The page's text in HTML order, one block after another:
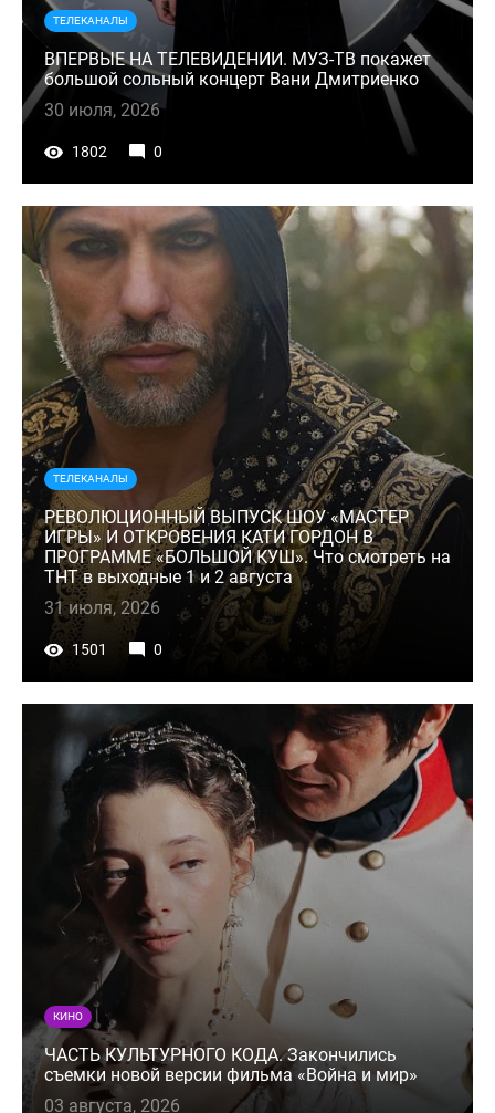
ТЕЛЕКАНАЛЫ
ВПЕРВЫЕ НА ТЕЛЕВИДЕНИИ. МУЗ-ТВ покажет
большой сольный концерт Вани Дмитриенко
30 июля, 2026
1802 0
ТЕЛЕКАНАЛЫ
РЕВОЛЮЦИОННЫЙ ВЫПУСК ШОУ «МАСТЕР
ИГРЫ» И ОТКРОВЕНИЯ КАТИ ГОРДОН В
ПРОГРАММЕ «БОЛЬШОЙ КУШ». Что смотреть на
ТНТ в выходные 1 и 2 августа
31 июля, 2026
1501 0
КИНО
ЧАСТЬ КУЛЬТУРНОГО КОДА. Закончились
съемки новой версии фильма «Война и мир»
03 августа, 2026